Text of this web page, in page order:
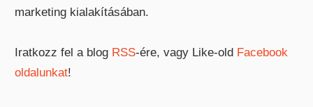
marketing kialakításában.
Iratkozz fel a blog RSS-ére, vagy Like-old Facebook
oldalunkat!